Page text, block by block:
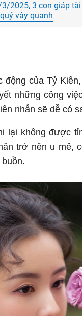
2025, 3 con giáp
vây quanh
của Tỷ
những công
nhẫn sẽ dễ có
lại không được
trở nên u mê,